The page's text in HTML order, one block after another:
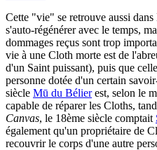
Cette "vie" se retrouve aussi
s'auto-régénérer avec le temps,
dommages reçus sont trop
vie à une Cloth morte est de
d'un Saint puissant), puis que
personne dotée d'un certain
siècle Mū du Bélierest, selon le
capable de réparer les Cloths,
Canvas, le 18ème siècle comptait
également qu'un propriétaire de
recouvrir le corps d'une autre